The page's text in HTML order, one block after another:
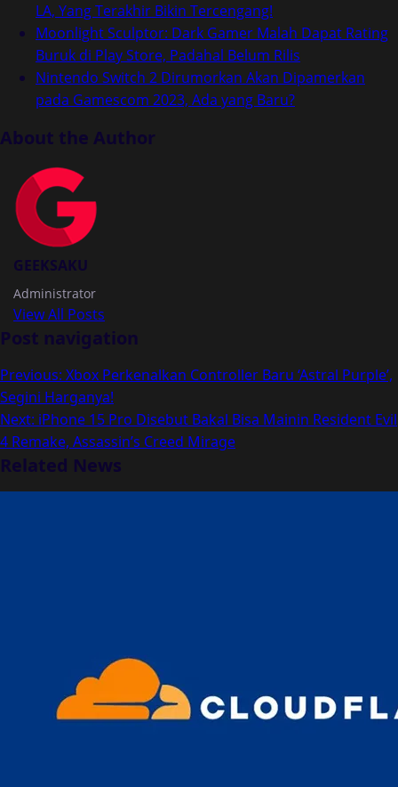
LA, Yang Terakhir Bikin Tercengang!
Moonlight Sculptor: Dark Gamer Malah Dapat Rating
Buruk di Play Store, Padahal Belum Rilis
Nintendo Switch 2 Dirumorkan Akan Dipamerkan
pada Gamescom 2023, Ada yang Baru?
About the Author
GEEKSAKU
Administrator
View All Posts
Post navigation
Previous: Xbox Perkenalkan Controller Baru ‘Astral Purple’,
Segini Harganya!
Next: iPhone 15 Pro Disebut Bakal Bisa Mainin Resident Evil
4 Remake, Assassin’s Creed Mirage
Related News